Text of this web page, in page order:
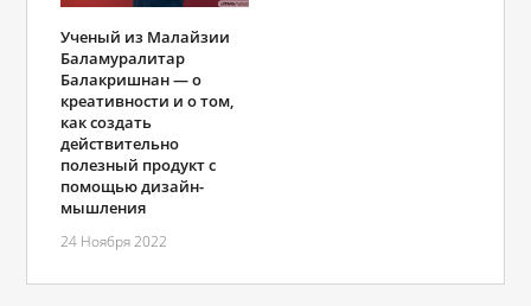
Ученый из Малайзии
Баламуралитар
Балакришнан ― о
креативности и о том,
как создать
действительно
полезный продукт с
помощью дизайн-
мышления
24 Ноября 2022